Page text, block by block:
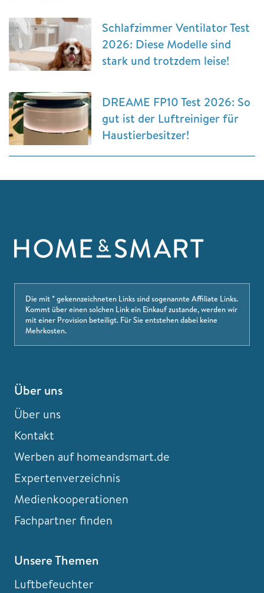
Schlafzimmer Ventilator Test
2026: Diese Modelle sind
stark und trotzdem leise!
DREAME FP10 Test 2026: So
gut ist der Luftreiniger für
Haustierbesitzer!
Die mit * gekennzeichneten Links sind sogenannte Affiliate Links.
Kommt über einen solchen Link ein Einkauf zustande, werden wir
mit einer Provision beteiligt. Für Sie entstehen dabei keine
Mehrkosten.
Über uns
Über uns
Kontakt
Werben auf homeandsmart.de
Expertenverzeichnis
Medienkooperationen
Fachpartner finden
Unsere Themen
Luftbefeuchter